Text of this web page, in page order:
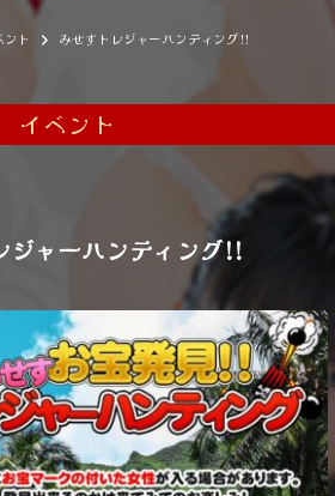
ント みせすトレジャーハンティング!!
イベント
ジャーハンティング!!